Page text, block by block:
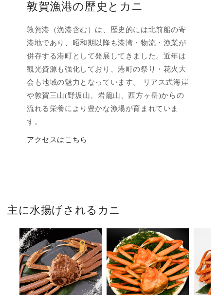
敦賀漁港の歴史とカニ
敦賀港（漁港含む）は、歴史的には北前船の寄
港地であり、昭和期以降も港湾・物流・漁業が
併存する港町として発展してきました。近年は
観光資源も強化しており、港町の祭り・花火大
会も地域の魅力となっています。 リアス式海岸
や敦賀三山(野坂山、岩籠山、西方ヶ岳)からの
流れる栄養により豊かな漁場が育まれていま
す。
アクセスはこちら
主に水揚げされるカニ